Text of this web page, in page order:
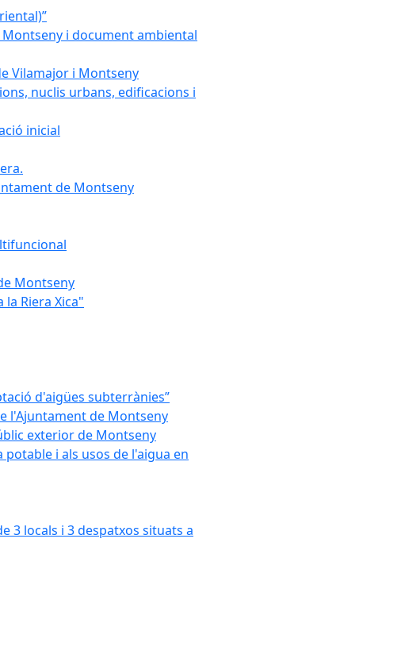
i document ambiental
Vilamajor i Montseny
nuclis urbans, edificacions i
inicial
de Montseny
Montseny
Riera Xica"
d'aigües subterrànies”
l'Ajuntament de Montseny
exterior de Montseny
i als usos de l'aigua en
3 locals i 3 despatxos situats a